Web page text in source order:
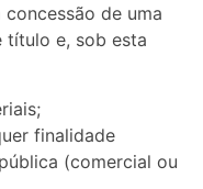
de uma
título e, sob esta
finalidade
(comercial ou